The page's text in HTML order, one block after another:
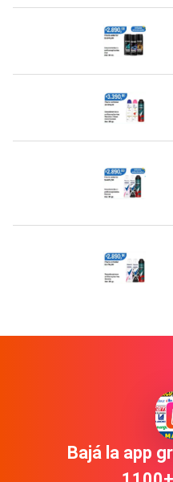
Bajá la app